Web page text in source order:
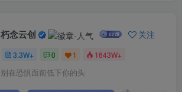
朽念云创 关注
3.3W+ 0 1 1643W+
别在恐惧面前低下你的头